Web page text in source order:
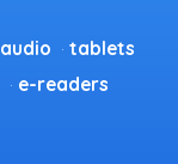
audio
tablets
e-readers